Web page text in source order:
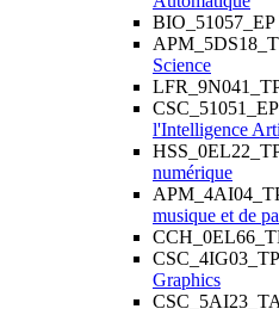
BIO_51057_EP
Science
CSC_51051_EP
l'Intelligence
numérique
musique et de
CSC_4IG03_TP
Graphics